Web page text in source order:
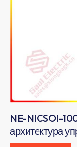
NE-NICSOI-
архитектура